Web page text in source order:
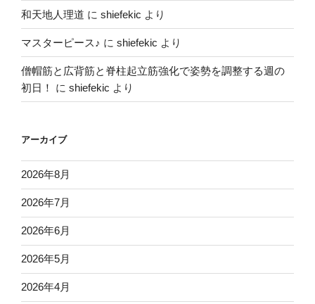
和天地人理道 に shiefekic より
マスターピース♪ に shiefekic より
僧帽筋と広背筋と脊柱起立筋強化で姿勢を調整する週の
初日！
に shiefekic より
アーカイブ
2026年8月
2026年7月
2026年6月
2026年5月
2026年4月